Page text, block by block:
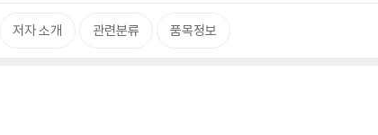
저자 소개 관련분류 품목정보